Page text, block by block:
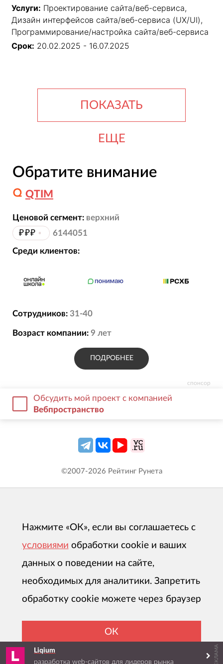
Услуги: Проектирование сайта/веб-сервиса,
Дизайн интерфейсов сайта/веб-сервиса (UX/UI),
Программирование/настройка сайта/веб-сервиса
Срок: 20.02.2025 - 16.07.2025
ПОКАЗАТЬ
ЕЩЕ
спонсор
Обратите внимание
QTIM
Ценовой сегмент: верхний
₽₽₽ • 6144051
Среди клиентов:
Сотрудников: 31-40
Возраст компании: 9 лет
ПОДРОБНЕЕ
Обсудить мой проект с компанией
Вебпространство
Liqium
разработка web-сайтов для лидеров рынка
РЕКЛАМА
©2007-2026 Рейтинг Рунета
Нажмите «ОК», если вы соглашаетесь с
условиями обработки cookie и ваших
данных о поведении на сайте,
необходимых для аналитики. Запретить
обработку cookie можете через браузер
ОК